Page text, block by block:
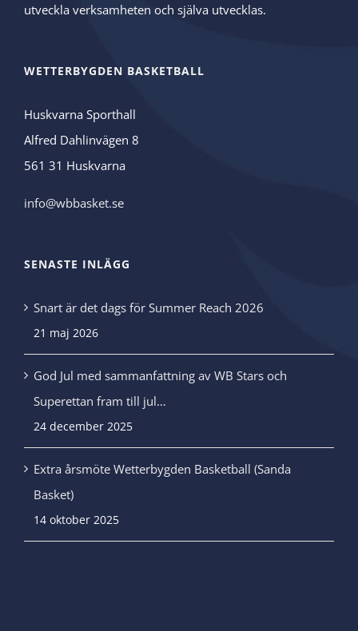
utveckla verksamheten och själva utvecklas.
WETTERBYGDEN BASKETBALL
Huskvarna Sporthall
Alfred Dahlinvägen 8
561 31 Huskvarna
info@wbbasket.se
SENASTE INLÄGG
Snart är det dags för Summer Reach 2026
21 maj 2026
God Jul med sammanfattning av WB Stars och
Superettan fram till jul…
24 december 2025
Extra årsmöte Wetterbygden Basketball (Sanda
Basket)
14 oktober 2025